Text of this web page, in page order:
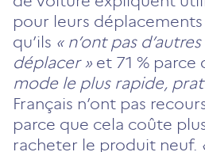
pour leurs
qu’ils « n’ont pas
déplacer » et 71 % parce
mode le plus rapide,
Français n’ont pas
parce que cela coûte
racheter le produit neuf.